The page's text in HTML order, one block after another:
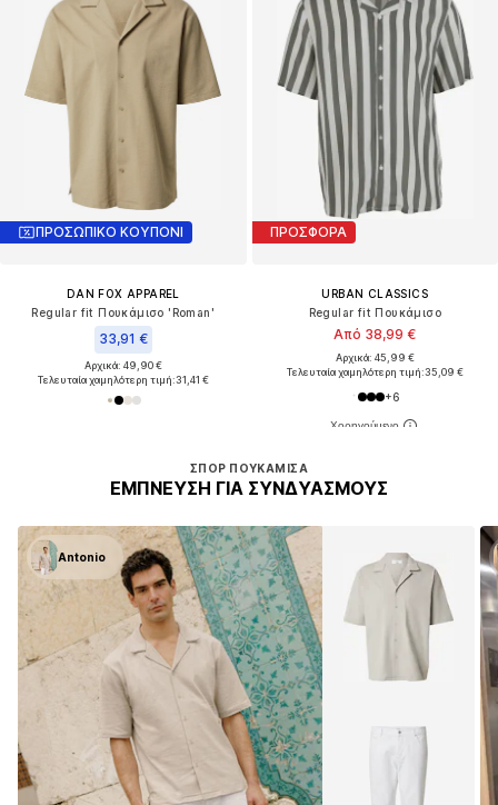
ΠΡΟΣΩΠΙΚΟ ΚΟΥΠΟΝΙ
DAN FOX APPAREL
Regular fit Πουκάμισο 'Roman'
33,91 €
Αρχικά: 49,90 €
Τελευταία χαμηλότερη τιμή:31,41 €
ΠΡΟΣΦΟΡΑ
URBAN CLASSICS
Regular fit Πουκάμισο
Από 38,99 €
Αρχικά: 45,99 €
Τελευταία χαμηλότερη τιμή:35,09 €
+6
ΣΠΟΡ ΠΟΥΚΆΜΙΣΑ
ΈΜΠΝΕΥΣΗ ΓΙΑ ΣΥΝΔΥΑΣΜΟΎΣ
Antonio